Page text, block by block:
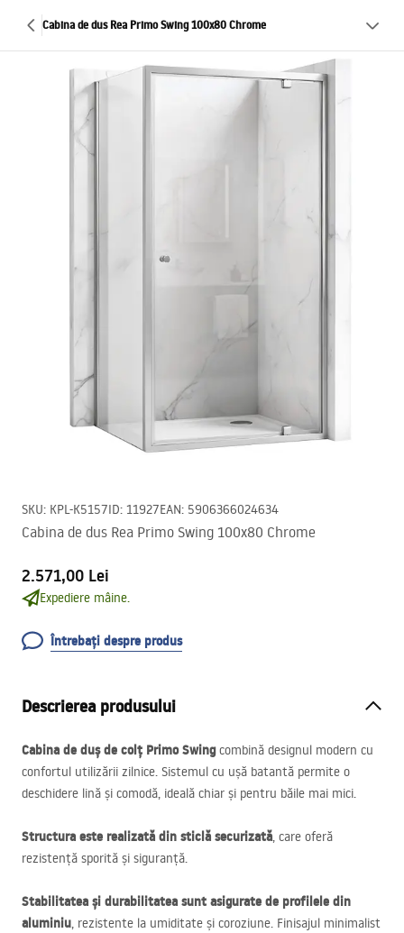
Cabina de dus Rea Primo Swing 100x80 Chrome
SKU: KPL-K5157ID: 11927EAN: 5906366024634
Cabina de dus Rea Primo Swing 100x80 Chrome
2.571,00 Lei
Expediere mâine.
Întrebați despre produs
Descrierea produsului
Cabina de duș de colț Primo Swingcombină designul modern cu
confortul utilizării zilnice. Sistemul cu ușă batantă permite o
deschidere lină și comodă, ideală chiar și pentru băile mai mici.
Structura este realizată din sticlă securizată, care oferă
rezistență sporită și siguranță.
Stabilitatea și durabilitatea sunt asigurate de profilele din
aluminiu, rezistente la umiditate și coroziune. Finisajul minimalist